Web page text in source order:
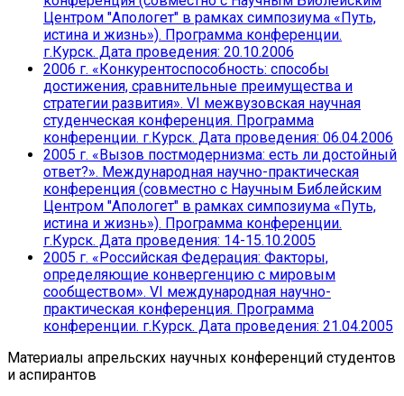
Центром "Апологет" в рамках симпозиума «Путь,
истина и жизнь»). Программа конференции.
г.Курск. Дата проведения: 20.10.2006
2006 г. «Конкурентоспособность: способы
достижения, сравнительные преимущества и
стратегии развития». VI межвузовская научная
студенческая конференция. Программа
конференции. г.Курск. Дата проведения: 06.04.2006
2005 г. «Вызов постмодернизма: есть ли достойный
ответ?». Международная научно-практическая
конференция (совместно с Научным Библейским
Центром "Апологет" в рамках симпозиума «Путь,
истина и жизнь»). Программа конференции.
г.Курск. Дата проведения: 14-15.10.2005
2005 г. «Российская Федерация: Факторы,
определяющие конвергенцию с мировым
сообществом». VI международная научно-
практическая конференция. Программа
конференции. г.Курск. Дата проведения: 21.04.2005
Материалы апрельских научных конференций студентов
и аспирантов